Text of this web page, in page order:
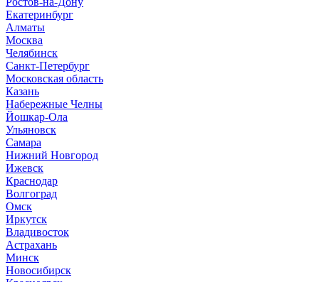
Екатеринбург
Алматы
Москва
Челябинск
Санкт-Петербург
Московская область
Казань
Набережные Челны
Йошкар-Ола
Ульяновск
Самара
Нижний Новгород
Ижевск
Краснодар
Волгоград
Омск
Иркутск
Владивосток
Астрахань
Минск
Новосибирск